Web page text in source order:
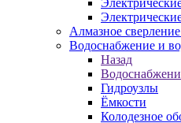
Алмазное
Водоснабжение и
Назад
Гидроузлы
Ёмкости
Колодезное